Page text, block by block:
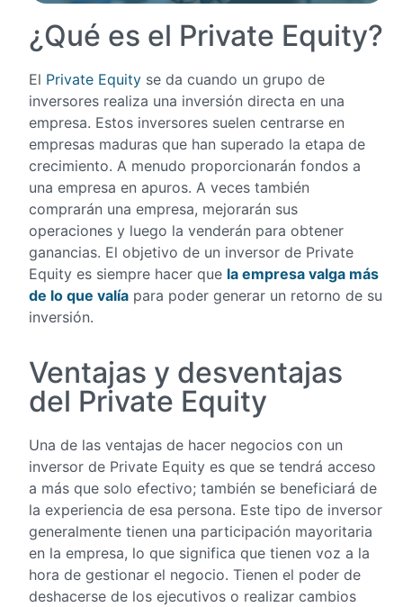
¿Qué es el Private Equity?
El Private Equity se da cuando un grupo de
inversores realiza una inversión directa en una
empresa. Estos inversores suelen centrarse en
empresas maduras que han superado la etapa de
crecimiento. A menudo proporcionarán fondos a
una empresa en apuros. A veces también
comprarán una empresa, mejorarán sus
operaciones y luego la venderán para obtener
ganancias. El objetivo de un inversor de Private
Equity es siempre hacer que la empresa valga más
de lo que valía para poder generar un retorno de su
inversión.
Ventajas y desventajas
del Private Equity
Una de las ventajas de hacer negocios con un
inversor de Private Equity es que se tendrá acceso
a más que solo efectivo; también se beneficiará de
la experiencia de esa persona. Este tipo de inversor
generalmente tienen una participación mayoritaria
en la empresa, lo que significa que tienen voz a la
hora de gestionar el negocio. Tienen el poder de
deshacerse de los ejecutivos o realizar cambios